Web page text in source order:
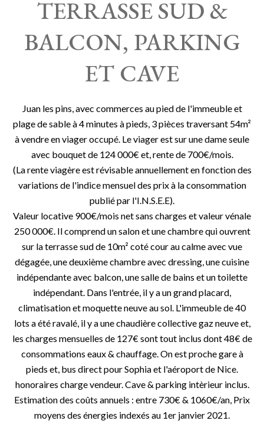
TERRASSE SUD &
BALCON, PARKING
ET CAVE
Juan les pins, avec commerces au pied de l'immeuble et
plage de sable à 4 minutes à pieds, 3 pièces traversant 54m²
à vendre en viager occupé. Le viager est sur une dame seule
avec bouquet de 124 000€ et, rente de 700€/mois.
(La rente viagère est révisable annuellement en fonction des
variations de l'indice mensuel des prix à la consommation
publié par l'I.N.S.E.E).
Valeur locative 900€/mois net sans charges et valeur vénale
250 000€. Il comprend un salon et une chambre qui ouvrent
sur la terrasse sud de 10m² coté cour au calme avec vue
dégagée, une deuxième chambre avec dressing, une cuisine
indépendante avec balcon, une salle de bains et un toilette
indépendant. Dans l'entrée, il y a un grand placard,
climatisation et moquette neuve au sol. L'immeuble de 40
lots a été ravalé, il y a une chaudière collective gaz neuve et,
les charges mensuelles de 127€ sont tout inclus dont 48€ de
consommations eaux & chauffage. On est proche gare à
pieds et, bus direct pour Sophia et l'aéroport de Nice.
honoraires charge vendeur. Cave & parking intèrieur inclus.
Estimation des coûts annuels : entre 730€ & 1060€/an, Prix
moyens des énergies indexés au 1er janvier 2021.